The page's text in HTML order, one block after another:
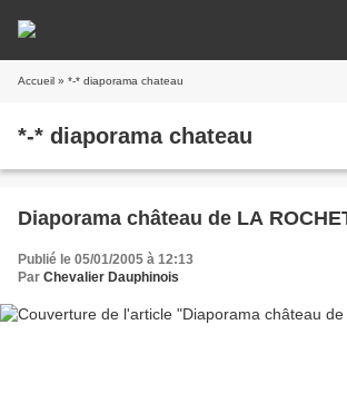
Accueil » *-* diaporama chateau
*-* diaporama chateau
Diaporama château de LA
Publié le 05/01/2005 à 12:13
Par Chevalier Dauphinois